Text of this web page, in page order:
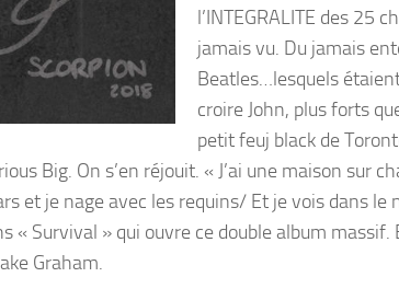
l’INTEGRALITE des 25
jamais vu. Du jamais
Beatles…lesquels
croire John, plus forts
petit feuj black de
Big. On s’en réjouit. « J’ai une maison sur
et je nage avec les requins/ Et je vois dans le
« Survival » qui ouvre ce double album
Graham.